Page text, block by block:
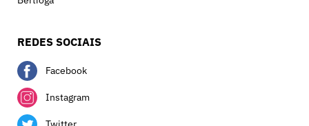
REDES SOCIAIS
Facebook
Instagram